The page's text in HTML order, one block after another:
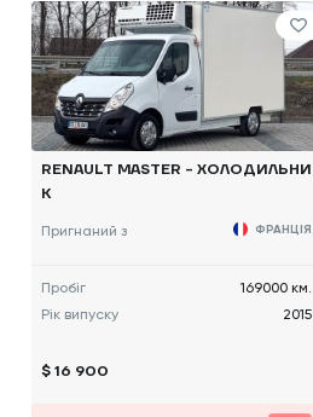
RENAULT MASTER - ХОЛОДИЛЬНИ
К
Пригнаний з ФРАНЦІЯ
Пробіг
169000 км.
Рік випуску
2015
$ 16 900